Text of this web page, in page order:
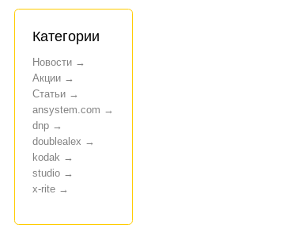
Категории
Новости
Акции
Статьи
ansystem.com
dnp
doublealex
kodak
studio
x-rite